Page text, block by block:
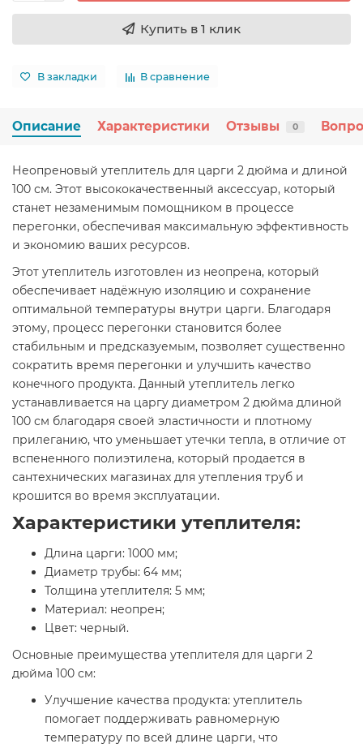
Купить в 1 клик
В закладки В сравнение
Описание Характеристики Отзывы 0
Неопреновый утеплитель для царги 2 дюйма и длиной
100 см. Этот высококачественный аксессуар, который
станет незаменимым помощником в процессе
перегонки, обеспечивая максимальную эффективность
и экономию ваших ресурсов.
Этот утеплитель изготовлен из неопрена, который
обеспечивает надёжную изоляцию и сохранение
оптимальной температуры внутри царги. Благодаря
этому, процесс перегонки становится более
стабильным и предсказуемым, позволяет существенно
сократить время перегонки и улучшить качество
конечного продукта. Данный утеплитель легко
устанавливается на царгу диаметром 2 дюйма длиной
100 см благодаря своей эластичности и плотному
прилеганию, что уменьшает утечки тепла, в отличие от
вспененного полиэтилена, который продается в
сантехнических магазинах для утепления труб и
крошится во время эксплуатации.
Характеристики утеплителя:
Длина царги: 1000 мм;
Диаметр трубы: 64 мм;
Толщина утеплителя: 5 мм;
Материал: неопрен;
Цвет: черный.
Основные преимущества утеплителя для царги 2
дюйма 100 см:
Улучшение качества продукта: утеплитель
помогает поддерживать равномерную
температуру по всей длине царги, что